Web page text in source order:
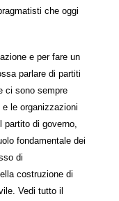
che oggi
e per fare un
parlare di partiti
ci sono sempre
le organizzazioni
di governo,
fondamentale dei
di
costruzione di
Vedi tutto il